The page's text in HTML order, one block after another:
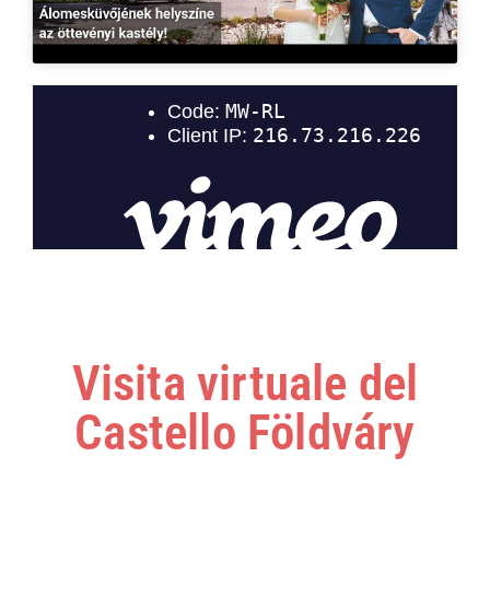
Visita virtuale del
Castello Földváry